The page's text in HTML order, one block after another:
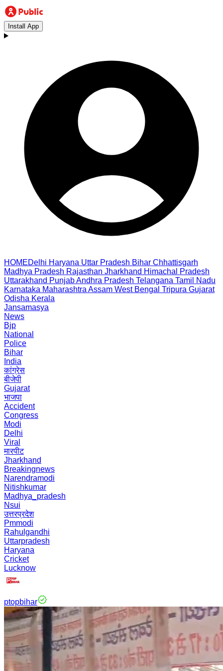
Install App
HOMEDelhi Haryana Uttar Pradesh Bihar Chhattisgarh
Madhya Pradesh Rajasthan Jharkhand Himachal Pradesh
Uttarakhand PunjabAndhra Pradesh Telangana Tamil Nadu
Karnataka Maharashtra Assam West Bengal Tripura Gujarat
Odisha Kerala
Jansamasya
News
Bjp
National
Police
Bihar
India
कांग्रेस
बीजेपी
Gujarat
भाजपा
Accident
Congress
Modi
Delhi
Viral
मारपीट
Jharkhand
Breakingnews
Narendramodi
Nitishkumar
Madhya_pradesh
Nsui
उत्तरप्रदेश
Pmmodi
Rahulgandhi
Uttarpradesh
Haryana
Cricket
Lucknow
ptopbihar